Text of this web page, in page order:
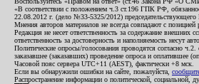
«В соответствии с положением ч.3 ст.196 ГПК РФ,
22.08.2012 г. (дело №33-5325/2012)
Мнения авторов материалов не всегда совпадают с позицией
Редакция не несет ответственность за содержание
ответственность за достоверность и наполняемость несут
Политические опросы/голосования проводятся согласно
заказавшее (заказавших) проведение опроса и оплатившее
Часовой пояс сервера UTC+11 (AEST), фактически +8 мск.
Если вы обнаружили ошибки на сайте, пожалуйста,
Распространение информации о политической,